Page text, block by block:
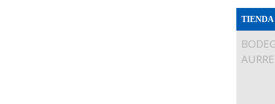
TIENDA